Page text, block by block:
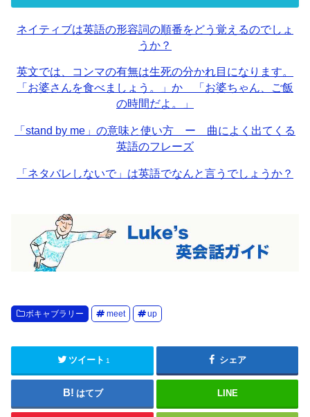
ネイティブは英語の形容詞の順番をどう覚えるのでしょ
うか？
英文では、コンマの有無は生死の分かれ目になります。
「お婆さんを食べましょう。」か 「お婆ちゃん、ご飯
の時間だよ。」
「stand by me」の意味と使い方 ー 曲によく出てくる
英語のフレーズ
「ネタバレしないで」は英語でなんと言うでしょうか？
ボキャブラリー meet up
ツイート 1 シェア
はてブ LINE